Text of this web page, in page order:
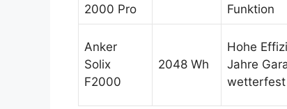
2000 Pro
Funktion
Anker
Solix
F2000
2048 Wh
Hohe
Jahre
wetterfest